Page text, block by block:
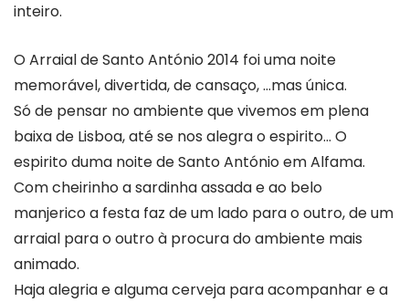
inteiro.
O Arraial de Santo António 2014 foi uma noite
memorável, divertida, de cansaço, …mas única.
Só de pensar no ambiente que vivemos em plena
baixa de Lisboa, até se nos alegra o espirito… O
espirito duma noite de Santo António em Alfama.
Com cheirinho a sardinha assada e ao belo
manjerico a festa faz de um lado para o outro, de um
arraial para o outro à procura do ambiente mais
animado.
Haja alegria e alguma cerveja para acompanhar e a